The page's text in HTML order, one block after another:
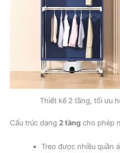
Thiết kế 2 tầng, tối ưu
Cấu trúc dạng 2 tầng cho phép
Treo được nhiều quần